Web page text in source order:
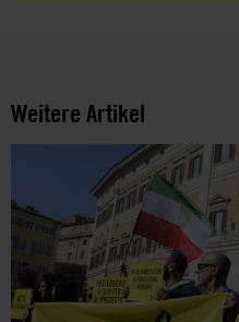
Weitere Artikel